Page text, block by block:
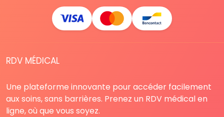
RDV MÉDICAL
Une plateforme innovante pour accéder facilement
aux soins, sans barrières. Prenez un RDV médical en
ligne, où que vous soyez.